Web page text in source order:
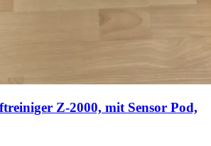
Z-2000, mit Sensor Pod,